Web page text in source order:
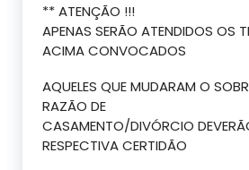
** ATENÇÃO !!!
APENAS SERÃO ATENDIDOS OS
ACIMA CONVOCADOS
AQUELES QUE MUDARAM O
RAZÃO DE
CASAMENTO/DIVÓRCIO
RESPECTIVA CERTIDÃO